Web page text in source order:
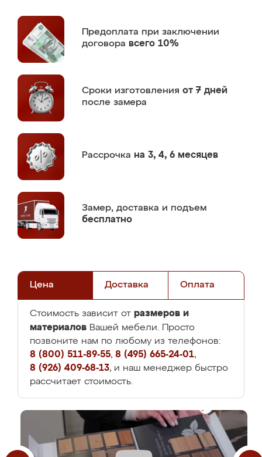
Предоплата при заключении
договора всего 10%
Сроки изготовления от 7 дней
после замера
Рассрочка на 3, 4, 6 месяцев
Замер, доставка и подъем
бесплатно
Цена Доставка Оплата
Стоимость зависит от размеров и
материалов Вашей мебели. Просто
позвоните нам по любому из телефонов:
8 (800) 511-89-55, 8 (495) 665-24-01,
8 (926) 409-68-13, и наш менеджер быстро
рассчитает стоимость.